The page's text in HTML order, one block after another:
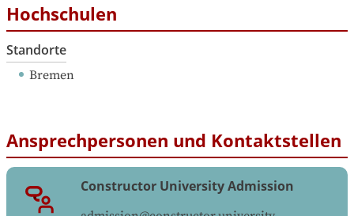
Hochschulen
Standorte
Bremen
Ansprechpersonen und Kontaktstellen
Constructor University Admission